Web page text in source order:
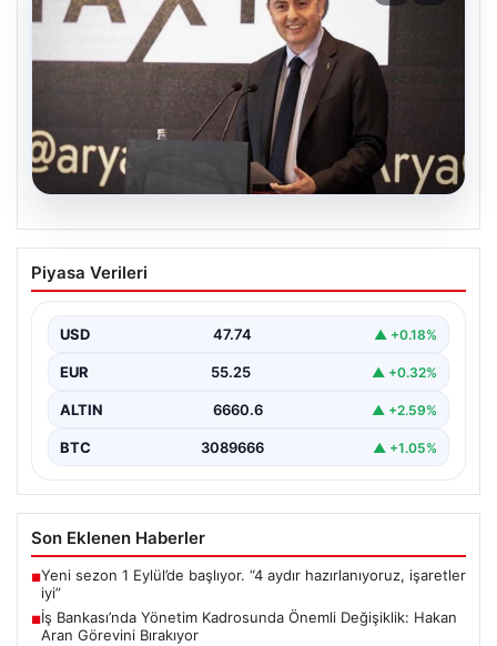
07.08.2026
İş Bankası’nda Yönetim Kadrosunda
Önemli Değişiklik: Hakan Aran Görevini
Türkiye'nin köklü finans kuruluşlarından İş Bankası'nda
Genel…
Piyasa Verileri
USD 47.74 ▲ +0.18%
EUR 55.25 ▲ +0.32%
ALTIN 6660.6 ▲ +2.59%
BTC 3089666 ▲ +1.05%
Son Eklenen Haberler
■Yeni sezon 1 Eylül’de başlıyor. “4 aydır hazırlanıyoruz, işaretler
iyi”
■İş Bankası’nda Yönetim Kadrosunda Önemli Değişiklik: Hakan
Aran Görevini Bırakıyor